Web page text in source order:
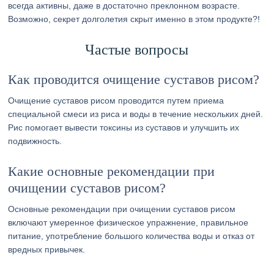
всегда активны, даже в достаточно преклонном возрасте.
Возможно, секрет долголетия скрыт именно в этом продукте?!
Частые вопросы
Как проводится очищение суставов рисом?
Очищение суставов рисом проводится путем приема
специальной смеси из риса и воды в течение нескольких дней.
Рис помогает вывести токсины из суставов и улучшить их
подвижность.
Какие основные рекомендации при
очищении суставов рисом?
Основные рекомендации при очищении суставов рисом
включают умеренное физическое упражнение, правильное
питание, употребление большого количества воды и отказ от
вредных привычек.